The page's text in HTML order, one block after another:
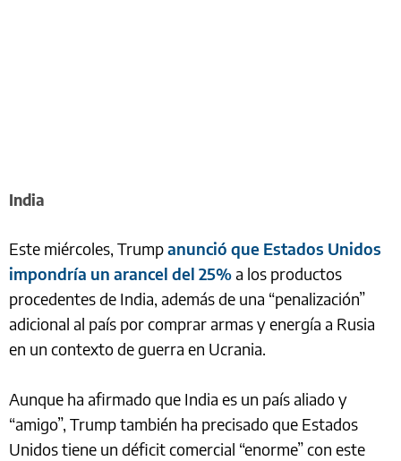
India
Este miércoles, Trumpanunció que Estados Unidos
impondría un arancel del 25%a los productos
procedentes de India, además de una “penalización”
adicional al país por comprar armas y energía a Rusia
en un contexto de guerra en Ucrania.
Aunque ha afirmado que India es un país aliado y
“amigo”, Trump también ha precisado que Estados
Unidos tiene un déficit comercial “enorme” con este